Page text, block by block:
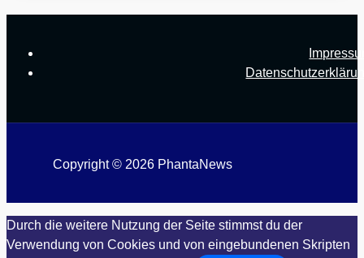
Copyright © 2026 PhantaNews
Durch die weitere Nutzung der Seite stimmst du der
Verwendung von Cookies und von eingebundenen Skripten